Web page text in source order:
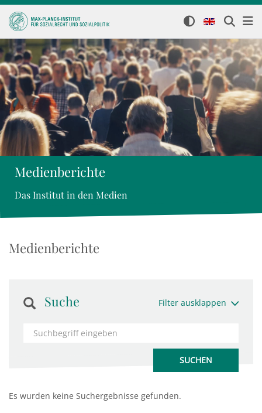
Medienberichte
Das Institut in den Medien
Medienberichte
Suche Filter ausklappen
Es wurden keine Suchergebnisse gefunden.